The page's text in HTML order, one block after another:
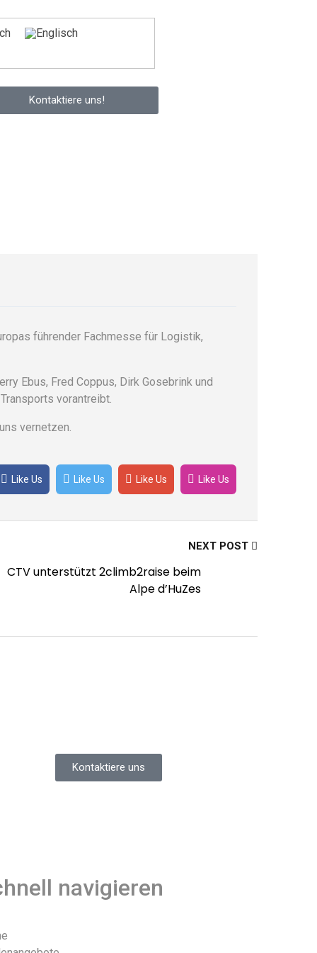
Kontaktiere uns!
führender Fachmesse für Logistik,
Ebus, Fred Coppus, Dirk Gosebrink und
vorantreibt.
vernetzen.
Like Us Like Us Like Us Like Us
NEXT POST
CTV unterstützt 2climb2raise beim
Alpe d’HuZes
Kontaktiere uns
navigieren